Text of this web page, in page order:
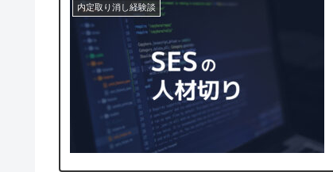
内定取り消し経験談